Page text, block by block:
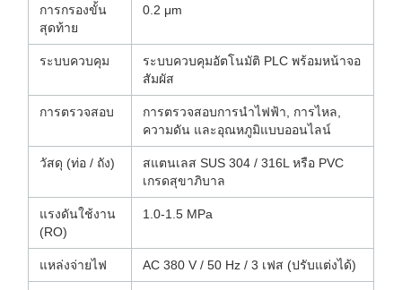
การกรองขั้น
สุดท้าย
0.2 μm
ระบบควบคุม
ระบบควบคุมอัตโนมัติ PLC พร้อมหน้าจอ
สัมผัส
การตรวจสอบ
การตรวจสอบการนำไฟฟ้า, การไหล,
ความดัน และอุณหภูมิแบบออนไลน์
วัสดุ (ท่อ / ถัง)
สแตนเลส SUS 304 / 316L หรือ PVC
เกรดสุขาภิบาล
แรงดันใช้งาน
(RO)
1.0-1.5 MPa
แหล่งจ่ายไฟ AC 380 V / 50 Hz / 3 เฟส (ปรับแต่งได้)